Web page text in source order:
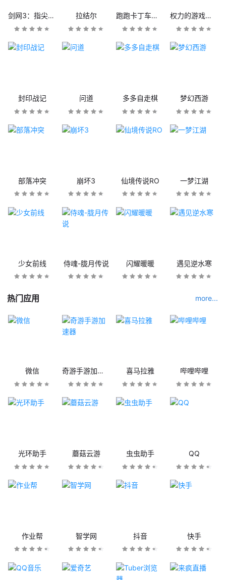
剑网3：指尖江湖 拉结尔 跑跑卡丁车官方竞速版 权力的游戏：凛冬将至
封印战记 问道 多多自走棋 梦幻西游
部落冲突 崩坏3 仙境传说RO 一梦江湖
少女前线 侍魂-胧月传说 闪耀暖暖 遇见逆水寒
热门应用 more...
微信 奇游手游加速器 喜马拉雅 哔哩哔哩
光环助手 蘑菇云游 虫虫助手 QQ
作业帮 智学网 抖音 快手